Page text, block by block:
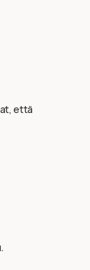
että